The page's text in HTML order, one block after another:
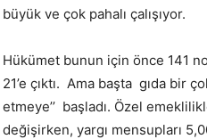
büyük ve çok pahalı çalışıyor.
Hükümet bunun için önce 141
21’e çıktı. Ama başta gıda bir
etmeye’’ başladı. Özel
değişirken, yargı mensupları